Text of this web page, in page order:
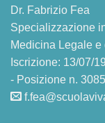
Dr. Fabrizio Fea
Specializzazione
Medicina Legale
Iscrizione: 13/07/
- Posizione n.